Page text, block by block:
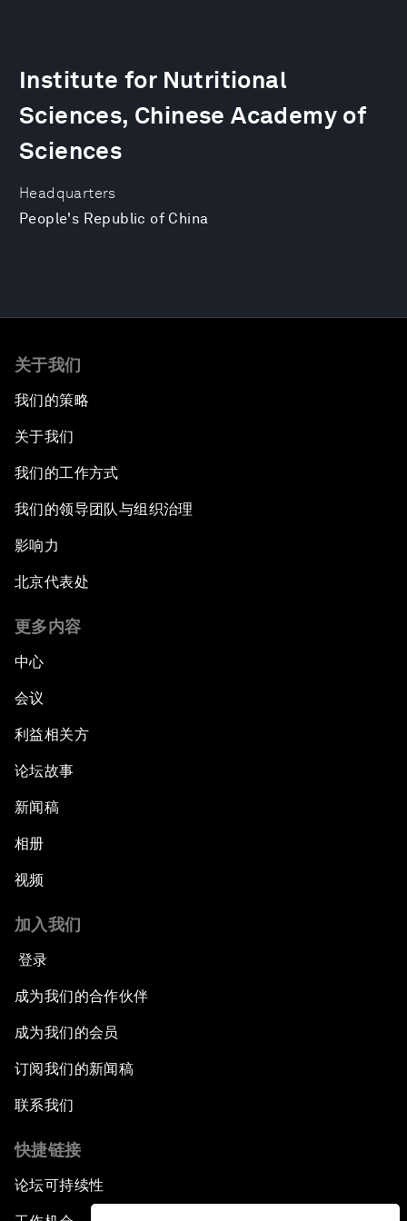
Headquarters
People's Republic of China
Institute for Nutritional
Sciences, Chinese Academy of
Sciences
关于我们
我们的策略
关于我们
我们的工作方式
我们的领导团队与组织治理
影响力
北京代表处
更多内容
中心
会议
利益相关方
论坛故事
新闻稿
相册
视频
加入我们
登录
成为我们的合作伙伴
成为我们的会员
订阅我们的新闻稿
联系我们
快捷链接
论坛可持续性